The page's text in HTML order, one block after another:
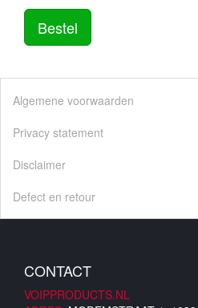
Bestel
Algemene voorwaarden
Privacy statement
Disclaimer
Defect en retour
CONTACT
VOIPPRODUCTS.NL